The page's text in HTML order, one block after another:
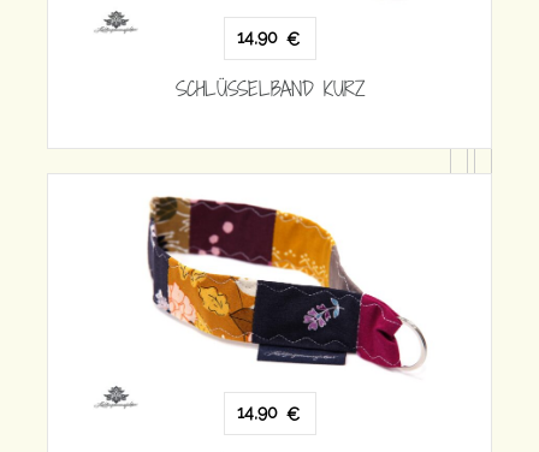
14,90€
SCHLÜSSELBAND KURZ
14,90